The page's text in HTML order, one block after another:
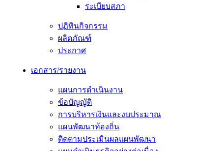
ระเบียบสภา
ปฏิทินกิจกรรม
ผลิตภัณฑ์
ประกาศ
เอกสาร/รายงาน
แผนการดำเนินงาน
ข้อบัญญัติ
การบริหารเงินและงบประมาณ
แผนพัฒนาท้องถิ่น
ติดตามประเมินผลแผนพัฒนา